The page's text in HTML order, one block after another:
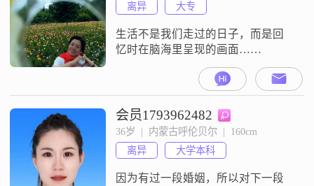
离异
大专
生活不是我们走过的日子，而是回
忆时在脑海里呈现的画面……
会员1793962482
36岁  |  内蒙古呼伦贝尔  |  160cm
离异
大学本科
因为有过一段婚姻，所以对下一段